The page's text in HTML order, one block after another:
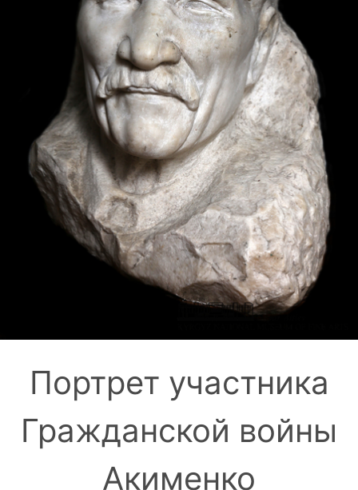
Портрет участника
Гражданской войны
Акименко